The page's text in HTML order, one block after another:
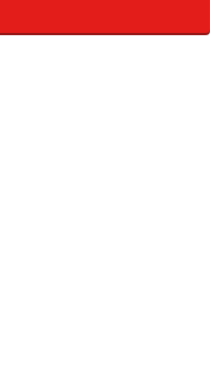
な例では「1粒飲むだ